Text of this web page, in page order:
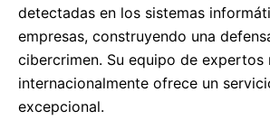
detectadas en los sistemas
empresas, construyendo una
cibercrimen. Su equipo de expertos
internacionalmente ofrece un
excepcional.